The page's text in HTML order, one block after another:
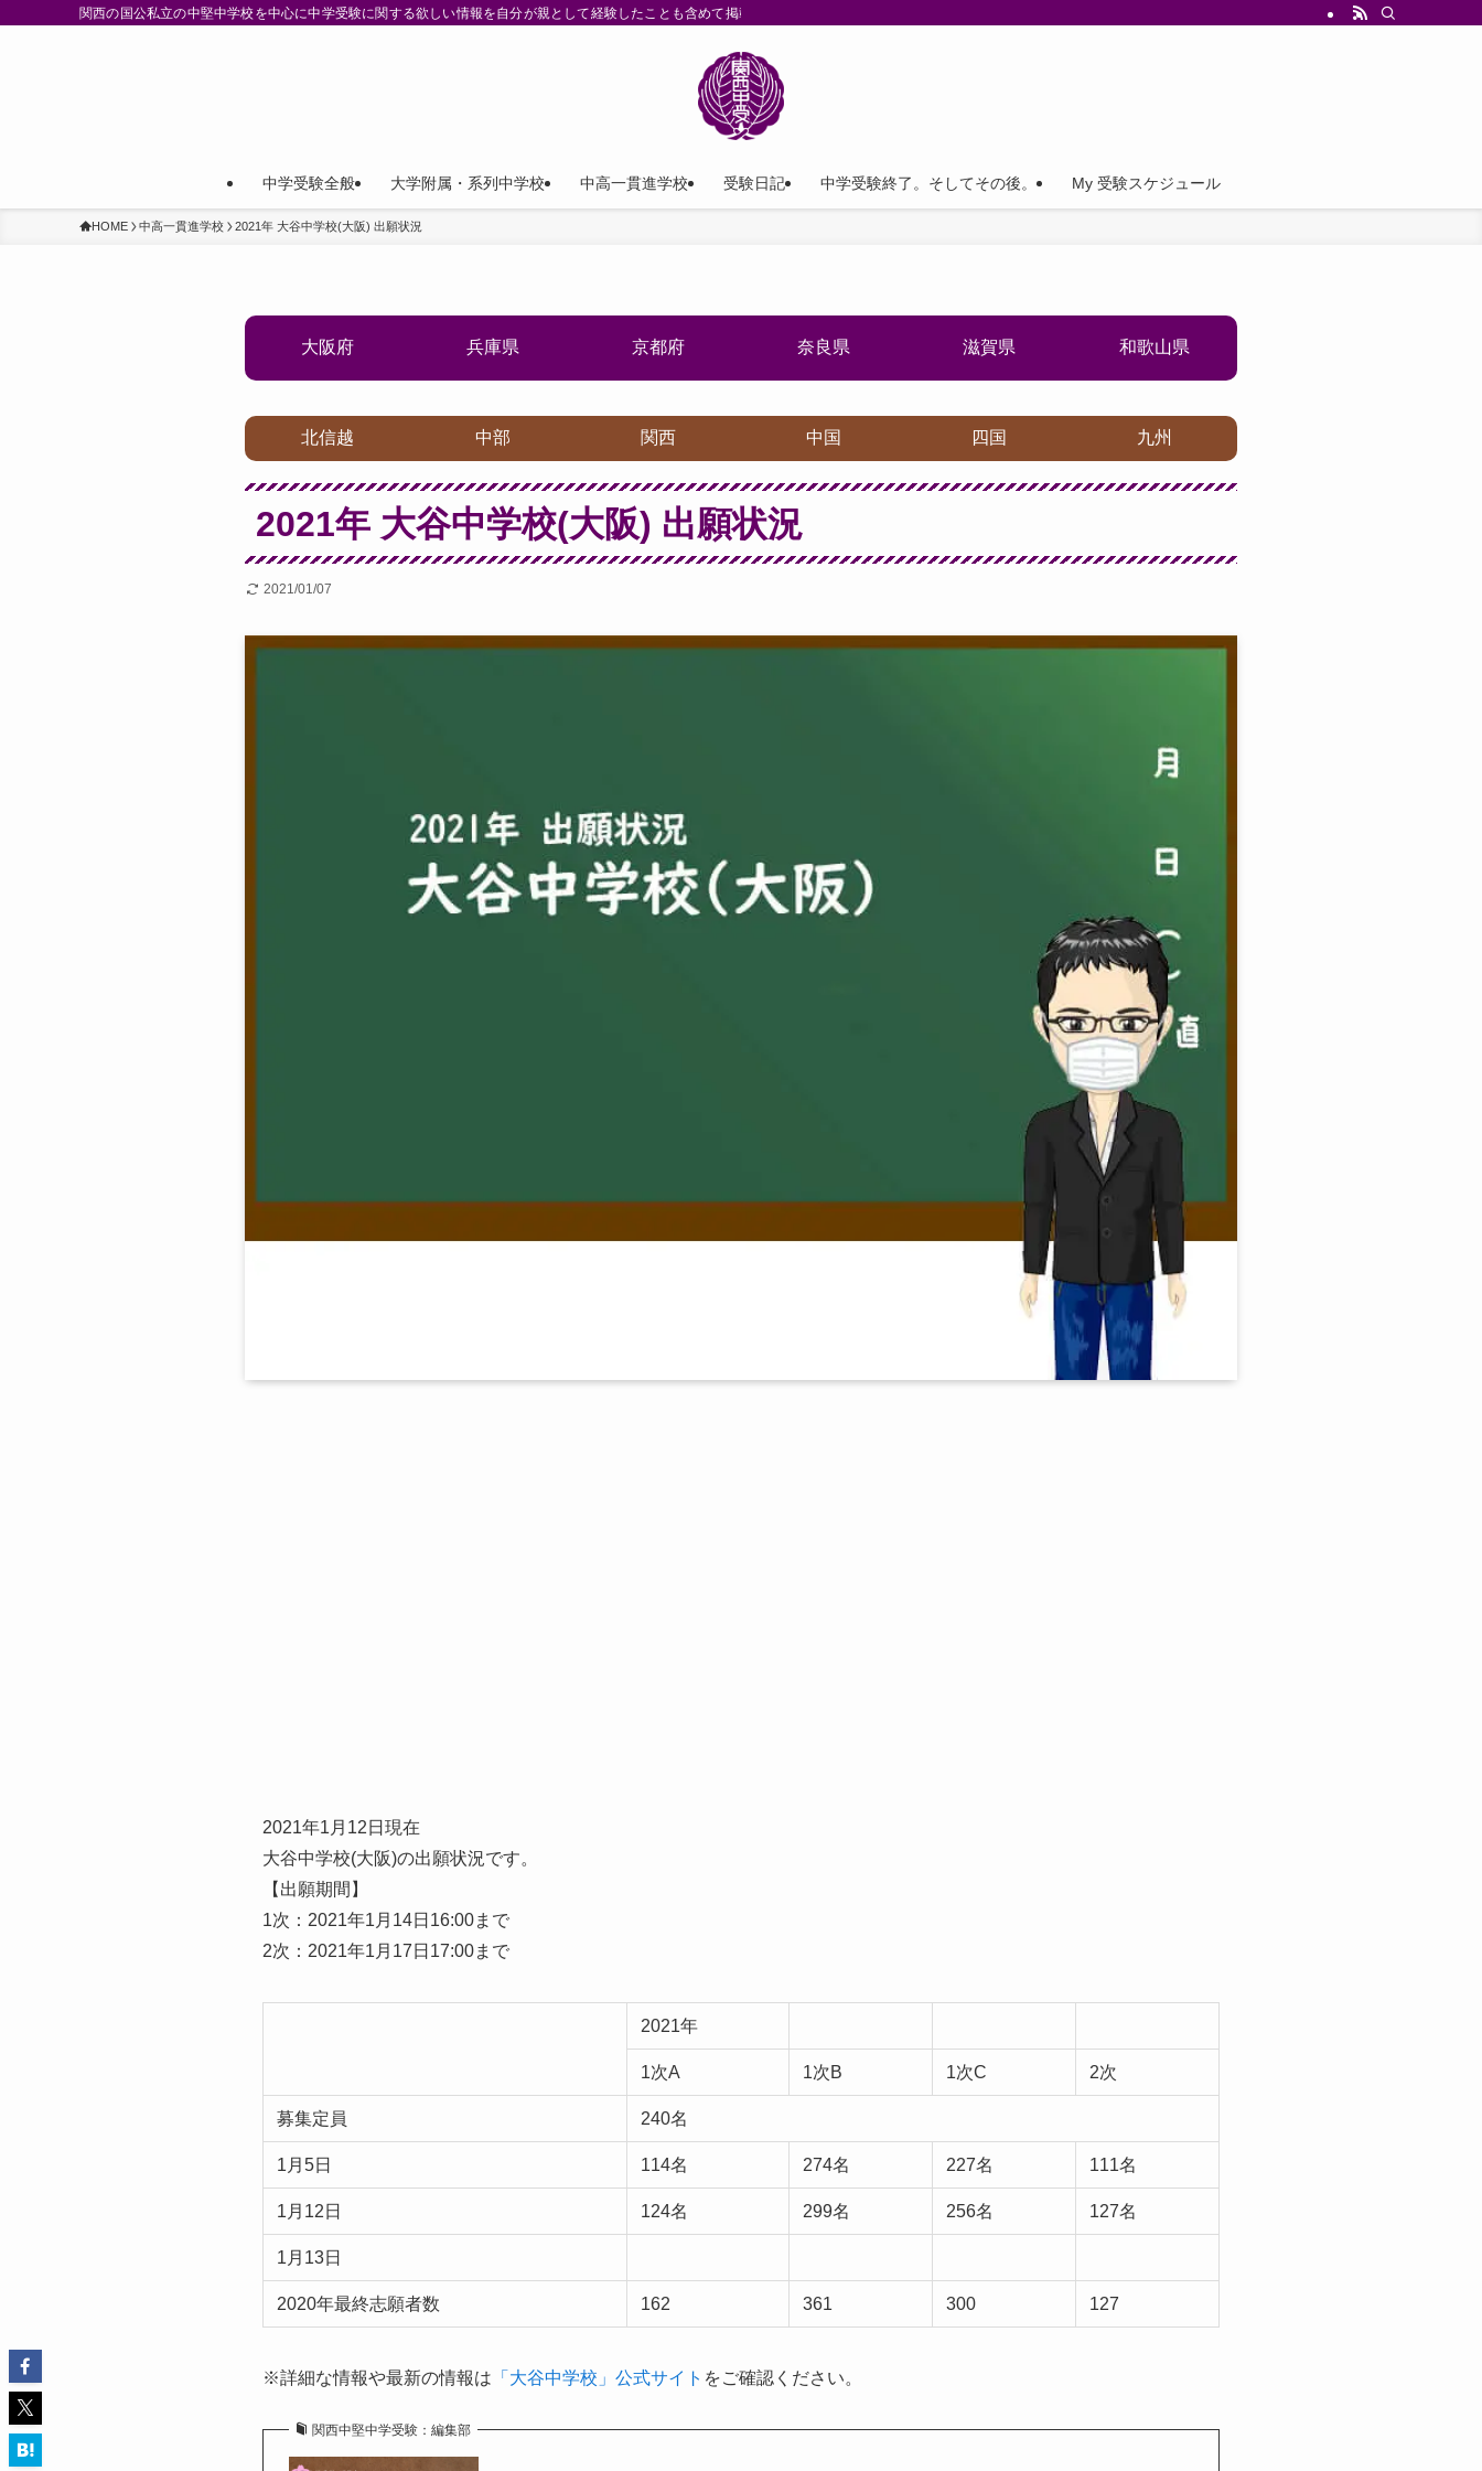
関西の国公私立の中堅中学校を中心に中学受験に関する欲しい情報を自分が親として経験したことも含めて掲載。
中学受験全般 大学附属・系列中学校 中高一貫進学校 受験日記 中学受験終了。そしてその後。 My 受験スケジュール
HOME 中高一貫進学校 2021年 大谷中学校(大阪) 出願状況
大阪府 兵庫県 京都府 奈良県 滋賀県 和歌山県
北信越 中部 関西 中国 四国 九州
2021年 大谷中学校(大阪) 出願状況
2021/01/07
2021年1月12日現在
大谷中学校(大阪)の出願状況です。
【出願期間】
1次：2021年1月14日16:00まで
2次：2021年1月17日17:00まで
2021年
1次A 1次B 1次C 2次
募集定員 240名
1月5日 114名 274名 227名 111名
1月12日 124名 299名 256名 127名
1月13日
2020年最終志願者数 162 361 300 127
※詳細な情報や最新の情報は 「大谷中学校」公式サイト をご確認ください。
関西中堅中学受験：編集部